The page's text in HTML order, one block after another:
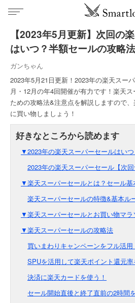
【2023年5月更新】次回の
はいつ？半額セールの攻略
ガンちゃん
2023年5月21日更新！2023年の楽天スー
月・12月の年4回開催が有力です！楽天
ための攻略法&注意点を解説しますので
に買い物しましょう！
▼2023年の楽天スーパーセールはいつ
2023年の楽天スーパーセール【次回
▼楽天スーパーセールとは？セール基
楽天スーパーセールの特徴&基本ル
▼楽天スーパーセールとお買い物マラ
▼楽天スーパーセールの攻略法
買いまわりキャンペーンをフル活用
SPUを活用して楽天ポイント還元率
決済に楽天カードを使う！
セール開始直後と終了直前の2時間